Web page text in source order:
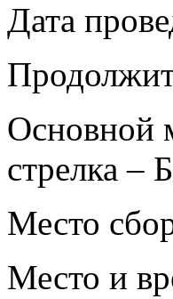
Дата
Основной
стрелка –
Место
Место и